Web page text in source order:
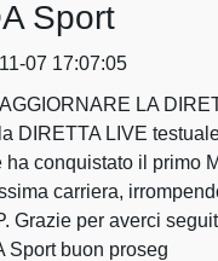
Sport
07 17:07:05
LA
DIRETTA LIVE
ha conquistato il primo
carriera,
Grazie per averci
Sport buon proseg